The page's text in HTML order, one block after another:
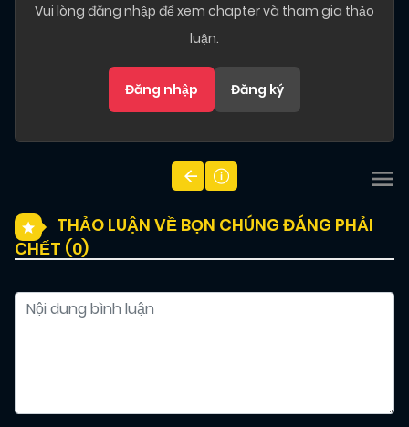
Vui lòng đăng nhập để xem chapter và tham gia thảo
luận.
Đăng nhập Đăng ký
THẢO LUẬN VỀ BỌN CHÚNG ĐÁNG PHẢI
CHẾT (0)